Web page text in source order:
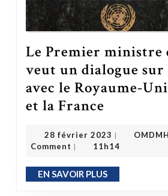
Le Premier ministre
veut un dialogue sur
avec le Royaume-
et la France
28 février 2023 28 février 2023
|
Comment | 11h14
EN SAVOIR PLUSEN SAVOIR PLUS